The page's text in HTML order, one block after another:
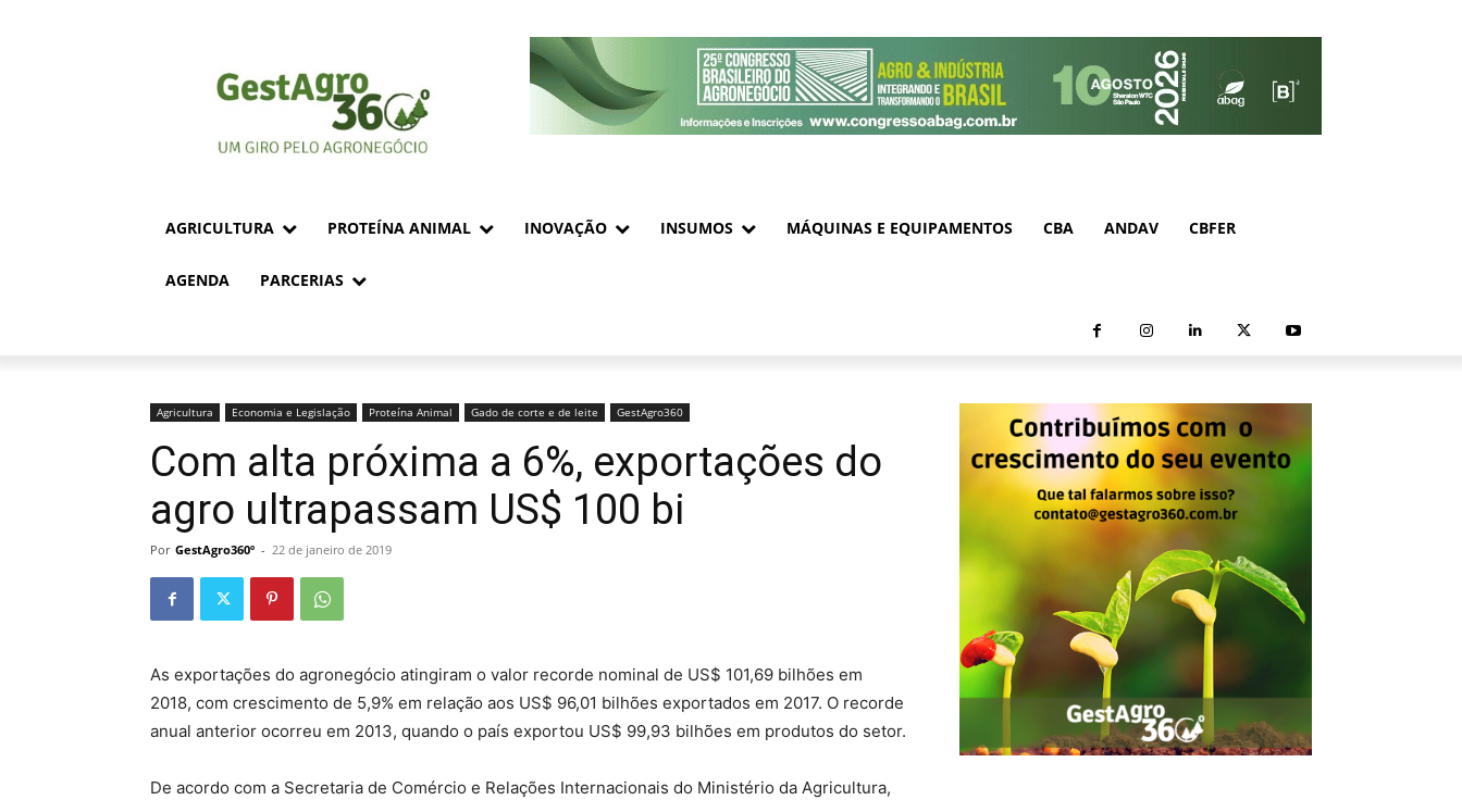
AGRICULTURA PROTEÍNA ANIMAL INOVAÇÃO INSUMOS MÁQUINAS E EQUIPAMENTOS CBA ANDAV CBFER
AGENDA PARCERIAS
Agricultura Economia e Legislação Proteína Animal Gado de corte e de leite GestAgro360
Com alta próxima a 6%, exportações do
agro ultrapassam US$ 100 bi
Por GestAgro360º - 22 de janeiro de 2019
As exportações do agronegócio atingiram o valor recorde nominal de US$ 101,69 bilhões em
2018, com crescimento de 5,9% em relação aos US$ 96,01 bilhões exportados em 2017. O recorde
anual anterior ocorreu em 2013, quando o país exportou US$ 99,93 bilhões em produtos do setor.
De acordo com a Secretaria de Comércio e Relações Internacionais do Ministério da Agricultura,